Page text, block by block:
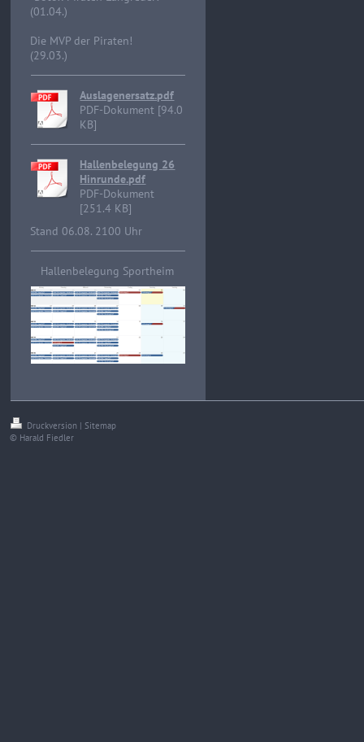
(01.04.)
Die MVP der Piraten!
(29.03.)
Auslagenersatz.pdf
PDF-Dokument [94.0
KB]
Hallenbelegung 26
Hinrunde.pdf
PDF-Dokument
[251.4 KB]
Stand 06.08. 2100 Uhr
Hallenbelegung Sportheim
Druckversion | Sitemap
© Harald Fiedler